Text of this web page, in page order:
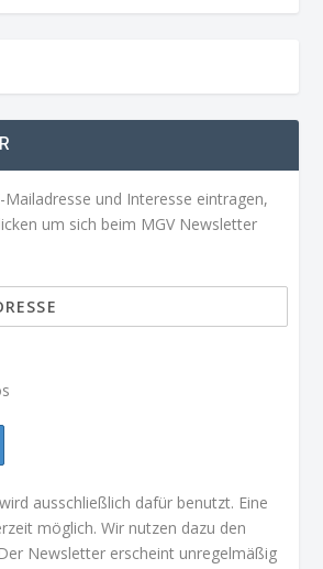
und Interesse eintragen,
um sich beim MGV Newsletter
ausschließlich dafür benutzt. Eine
möglich. Wir nutzen dazu den
Newsletter erscheint unregelmäßig